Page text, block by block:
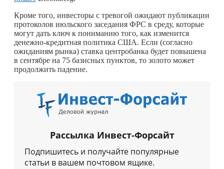
Кроме того, инвесторы с тревогой ожидают публикации
протоколов июльского заседания ФРС в среду, которые
могут дать ключ к пониманию того, как изменится
денежно-кредитная политика США. Если (согласно
ожиданиям рынка) ставка центробанка будет повышена
в сентябре на 75 базисных пунктов, то золото может
продолжить падение.
Рассылка Инвест-Форсайт
Подпишитесь и получайте популярные
статьи в вашем почтовом ящике.